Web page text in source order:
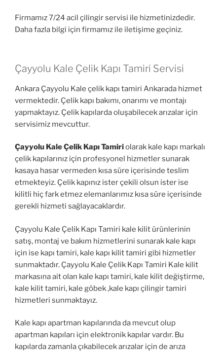
Firmamız 7/24 acil çilingir servisi ile hizmetinizdedir.
Daha fazla bilgi için firmamız ile iletişime geçiniz.
Çayyolu Kale Çelik Kapı Tamiri Servisi
Ankara Çayyolu Kale çelik kapı tamiri Ankarada hizmet
vermektedir. Çelik kapı bakımı, onarımı ve montajı
yapmaktayız. Çelik kapılarda oluşabilecek arızalar için
servisimiz mevcuttur.
Çayyolu Kale Çelik Kapı Tamiriolarak kale kapı markalı
çelik kapılarınız için profesyonel hizmetler sunarak
kasaya hasar vermeden kısa süre içerisinde teslim
etmekteyiz. Çelik kapınız ister çekili olsun ister ise
kilitli hiç fark etmez elemanlarımız kısa süre içerisinde
gerekli hizmeti sağlayacaklardır.
Çayyolu Kale Çelik Kapı Tamiri kale kilit ürünlerinin
satış, montaj ve bakım hizmetlerini sunarak kale kapı
için ise kapı tamiri, kale kapı kilit tamiri gibi hizmetler
sunmaktadır. Çayyolu Kale Çelik Kapı Tamiri Kale kilit
markasına ait olan kale kapı tamiri, kale kilit değiştirme,
kale kilit tamiri, kale göbek ,kale kapı çilingir tamiri
hizmetleri sunmaktayız.
Kale kapı apartman kapılarında da mevcut olup
apartman kapıları için elektronik kapılar vardır. Bu
kapılarda zamanla çıkabilecek arızalar için de arıza